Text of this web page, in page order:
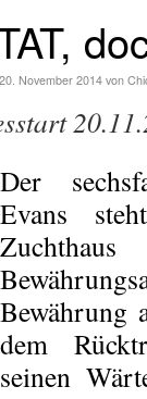
20. November 2014 von
Der
Evans
Bewährung
dem
seinen